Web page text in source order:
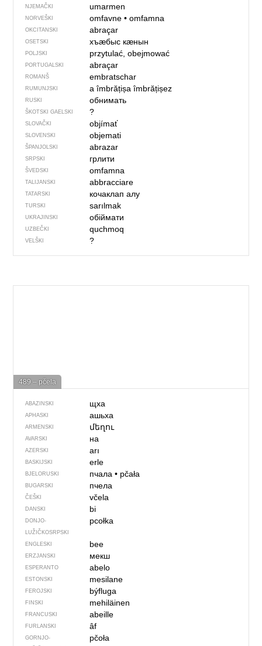
NJEMAČKI umarmen
NORVEŠKI omfavne• omfamna
OKCITANSKI abraçar
OSETSKI хъӕбыс кӕнын
POLJSKI przytulać, obejmować
PORTUGALSKI abraçar
ROMANŠ embratschar
RUMUNJSKI a îmbrățișaîmbrățișez
RUSKI обнимать
ŠKOTSKI GAELSKI ?
SLOVAČKI objímať
SLOVENSKI objemati
ŠPANJOLSKI abrazar
SRPSKI грлити
ŠVEDSKI omfamna
TALIJANSKI abbracciare
TATARSKI кочаклап алу
TURSKI sarılmak
UKRAJINSKI обіймати
UZBEČKI quchmoq
VELŠKI ?
489 – pčela
ABAZINSKI щха
APHASKI ашьха
ARMENSKI մեղու
AVARSKI на
AZERSKI arı
BASKIJSKI erle
BJELORUSKI пчала• pčała
BUGARSKI пчела
ČEŠKI včela
DANSKI bi
DONJO­
LUŽIČKOSRPSKI
pcołka
ENGLESKI bee
ERZJANSKI мекш
ESPERANTO abelo
ESTONSKI mesilane
FEROJSKI býfluga
FINSKI mehiläinen
FRANCUSKI abeille
FURLANSKI âf
GORNJO­
pčoła